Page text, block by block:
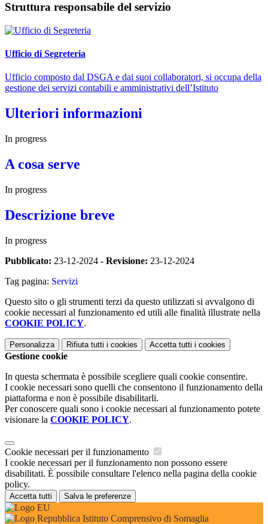
Struttura responsabile del servizio
Ufficio di Segreteria
Ufficio composto dal DSGA e dai suoi collaboratori, si occupa della
gestione dei servizi contabili e amministrativi dell’Istituto
Ulteriori informazioni
In progress
A cosa serve
In progress
Descrizione breve
In progress
Pubblicato: 23-12-2024 - Revisione: 23-12-2024
Tag pagina: Servizi
Questo sito o gli strumenti terzi da questo utilizzati si avvalgono di
cookie necessari al funzionamento ed utili alle finalità illustrate nella
COOKIE POLICY.
Personalizza Rifiuta tutti i cookies Accetta tutti i cookies
Gestione cookie
In questa schermata è possibile scegliere quali cookie consentire.
I cookie necessari sono quelli che consentono il funzionamento della
piattaforma e non è possibile disabilitarli.
Per conoscere quali sono i cookie necessari al funzionamento potete
visionare la COOKIE POLICY.
Cookie necessari per il funzionamento
I cookie necessari per il funzionamento non possono essere
disabilitati. È possibile consultare l'elenco nella pagina della cookie
policy.
Accetta tutti Salva le preferenze
Istituto Comprensivo di Somaglia